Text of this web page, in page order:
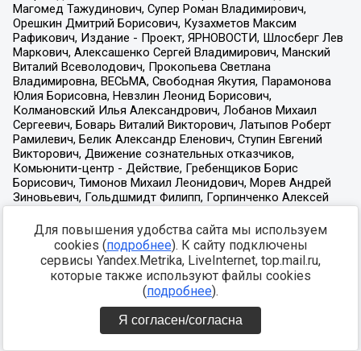
Для повышения удобства сайта мы используем
cookies (подробнее). К сайту подключены
сервисы Yandex.Metrika, LiveInternet, top.mail.ru,
которые также используют файлы cookies
(подробнее).
Я согласен/согласна